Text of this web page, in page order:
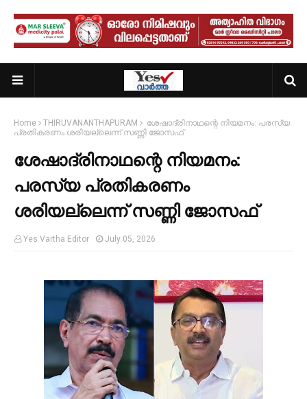
Home THIRUVANANTHAPURAM
ശേഷാദ്രിനാഥന്റെ നിയമനം: പരസ്യ
പ്രതികരണം ശരിയല്ലെന്ന് സണ്ണി ജോസഫ്
ശേഷാദ്രിനാഥന്റെ നിയമനം:
പരസ്യ പ്രതികരണം
ശരിയല്ലെന്ന് സണ്ണി ജോസഫ്
Yes Vartha Editor July 05, 2026